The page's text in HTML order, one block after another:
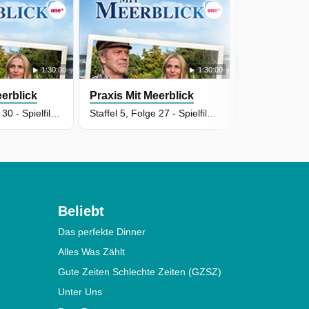
1:30:00 1:30:00
Praxis Mit Meerblick
Beliebt
Das perfekte Dinner
Alles Was Zählt
Gute Zeiten Schlechte Zeiten (GZSZ)
Unter Uns